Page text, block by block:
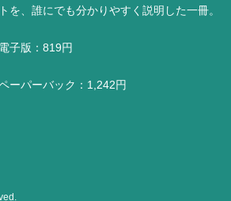
トを、誰にでも分かりやすく説明した一冊。
電子版：819円
ーパーバック：1,242円